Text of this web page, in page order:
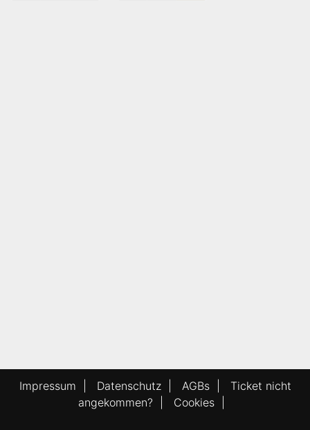
Impressum Datenschutz| AGBs| Ticket nicht
angekommen?
Cookies